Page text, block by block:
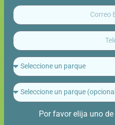
Por favor elija uno